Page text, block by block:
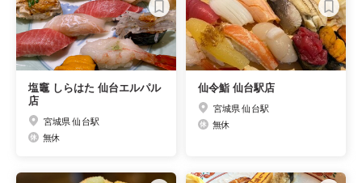
塩竈 しらはた 仙台エルパル
店
宮城県 仙台駅
無休
仙令鮨 仙台駅店
宮城県 仙台駅
無休